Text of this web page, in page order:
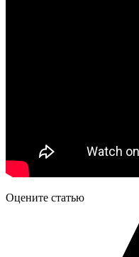
Оцените статью